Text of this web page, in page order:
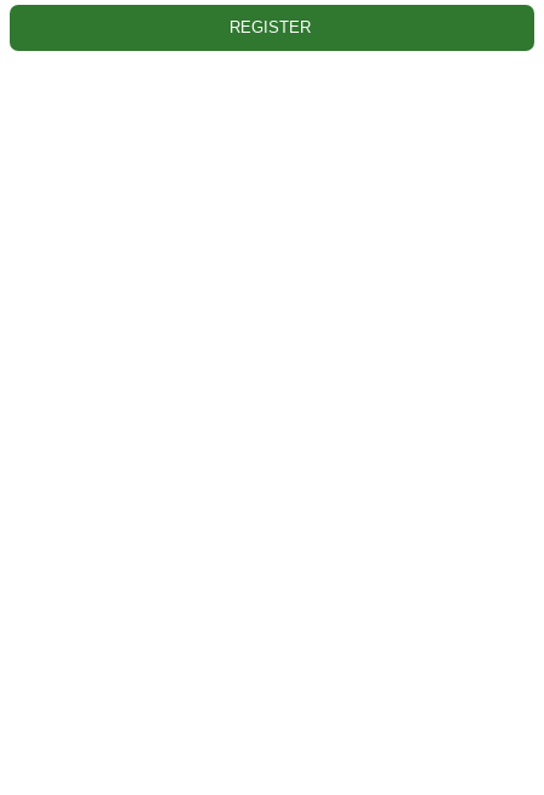
REGISTER